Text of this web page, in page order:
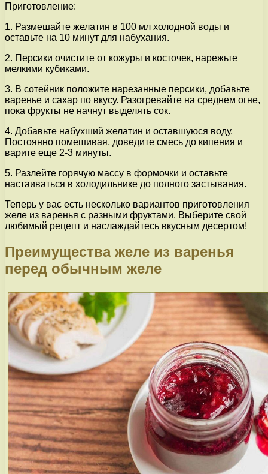
Приготовление:
1. Размешайте желатин в 100 мл холодной воды и
оставьте на 10 минут для набухания.
2. Персики очистите от кожуры и косточек, нарежьте
мелкими кубиками.
3. В сотейник положите нарезанные персики, добавьте
варенье и сахар по вкусу. Разогревайте на среднем огне,
пока фрукты не начнут выделять сок.
4. Добавьте набухший желатин и оставшуюся воду.
Постоянно помешивая, доведите смесь до кипения и
варите еще 2-3 минуты.
5. Разлейте горячую массу в формочки и оставьте
настаиваться в холодильнике до полного застывания.
Теперь у вас есть несколько вариантов приготовления
желе из варенья с разными фруктами. Выберите свой
любимый рецепт и наслаждайтесь вкусным десертом!
Преимущества желе из варенья
перед обычным желе